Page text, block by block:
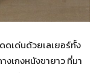
เด่นด้วยเลเยอร์ทั้ง
งเกงหนังขายาว ที่มา